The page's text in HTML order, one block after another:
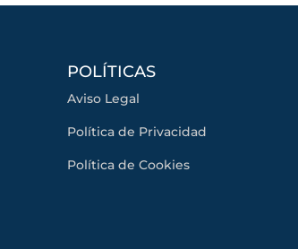
POLÍTICAS
Aviso Legal
Política de Privacidad
Política de Cookies